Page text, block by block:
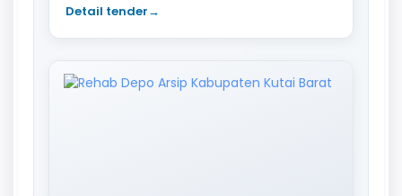
Detail tender→